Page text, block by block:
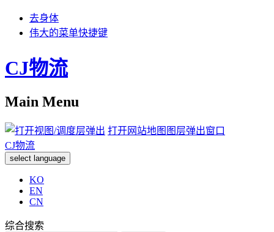
去身体
伟大的菜单快捷键
CJ物流
Main Menu
打开网站地图图层弹出窗口
CJ物流
select language
KO
EN
CN
综合搜索